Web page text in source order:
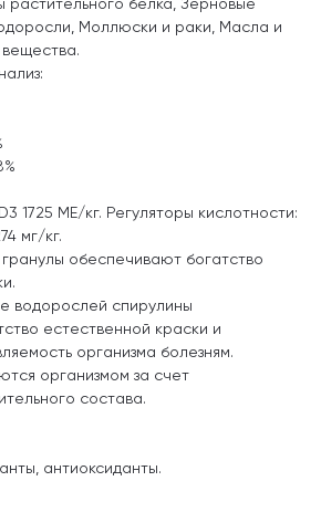
Моллюски и раки, Масла и
1725 МЕ/кг. Регуляторы кислотности:
мг/кг.
обеспечивают богатство
водорослей спирулины
естественной краски и
организма болезням.
организмом за счет
состава.
антиоксиданты.